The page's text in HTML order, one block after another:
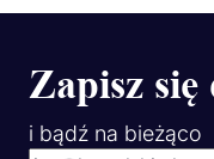
Zapisz się
i bądź na bieżąco